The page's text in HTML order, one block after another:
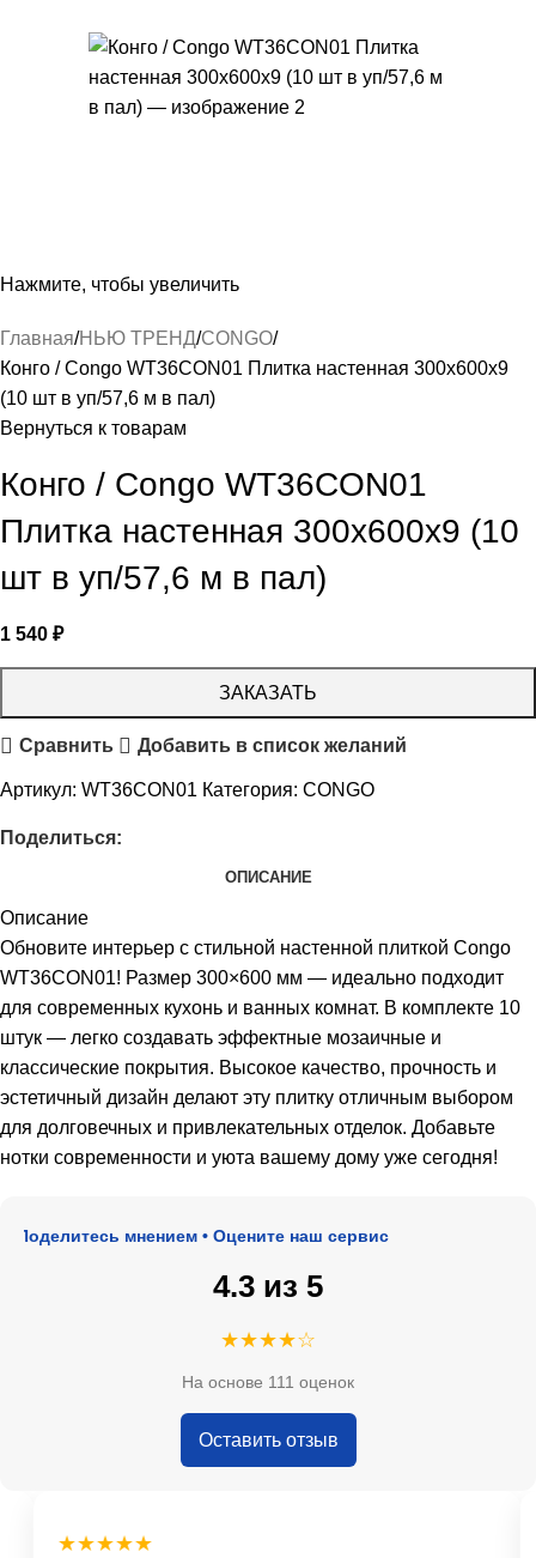
Нажмите, чтобы увеличить
Главная НЬЮ ТРЕНД CONGO
Конго / Congo WT36CON01 Плитка настенная 300x600x9
(10 шт в уп/57,6 м в пал)
Вернуться к товарам
Конго / Congo WT36CON01
Плитка настенная 300x600x9 (10
шт в уп/57,6 м в пал)
1 540 ₽
ЗАКАЗАТЬ
Сравнить Добавить в список желаний
Артикул: WT36CON01 Категория: CONGO
Поделиться:
ОПИСАНИЕ
Описание
Обновите интерьер с стильной настенной плиткой Congo
WT36CON01! Размер 300×600 мм — идеально подходит
для современных кухонь и ванных комнат. В комплекте 10
штук — легко создавать эффектные мозаичные и
классические покрытия. Высокое качество, прочность и
эстетичный дизайн делают эту плитку отличным выбором
для долговечных и привлекательных отделок. Добавьте
нотки современности и уюта вашему дому уже сегодня!
мнением • Оцените наш сервис
4.3 из 5
★★★★☆
На основе 111 оценок
Оставить отзыв
★★★★★